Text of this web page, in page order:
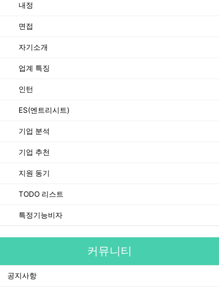
내정
면접
자기소개
업계 특징
인턴
ES(엔트리시트)
기업 분석
기업 추천
지원 동기
TODO 리스트
특정기능비자
커뮤니티
공지사항